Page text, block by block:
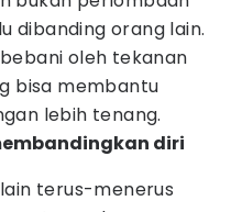
dibanding orang lain.
oleh tekanan
bisa membantu
lebih tenang.
diri
terus-menerus